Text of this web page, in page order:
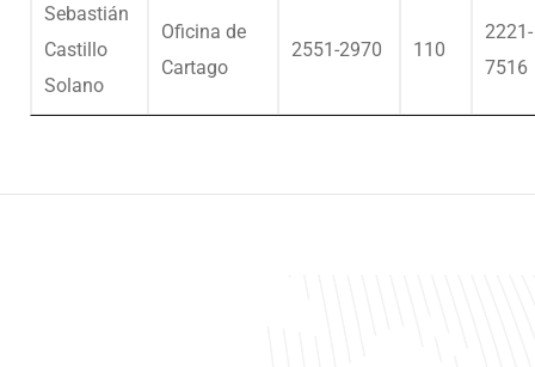
Sebastián
Castillo
Solano
Oficina de
Cartago
2551-2970 110
2221-
7516